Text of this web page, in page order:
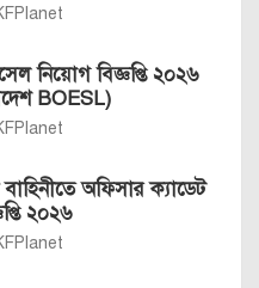
নিয়োগ বিজ্ঞপ্তি ২০২৬
BOESL)
অফিসার ক্যাডেট
২০২৬